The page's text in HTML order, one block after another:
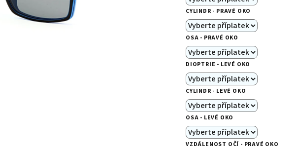
0,0
z
5
hvězdiček.
CYLINDR - PRAVÉ OKO
OSA - PRAVÉ OKO
DIOPTRIE - LEVÉ OKO
CYLINDR - LEVÉ OKO
OSA - LEVÉ OKO
VZDÁLENOST OČÍ - PRAVÉ OKO